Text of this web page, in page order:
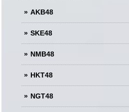
AKB48
SKE48
NMB48
HKT48
NGT48